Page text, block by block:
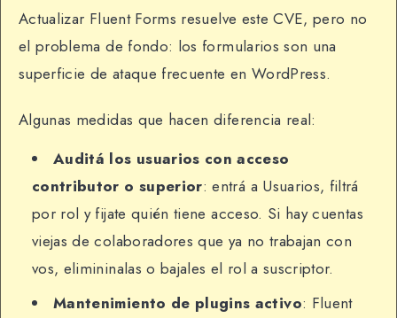
Actualizar Fluent Forms resuelve este CVE, pero no
el problema de fondo: los formularios son una
superficie de ataque frecuente en WordPress.
Algunas medidas que hacen diferencia real:
Auditá los usuarios con acceso
contributor o superior: entrá a Usuarios, filtrá
por rol y fijate quién tiene acceso. Si hay cuentas
viejas de colaboradores que ya no trabajan con
vos, elimininalas o bajales el rol a suscriptor.
Mantenimiento de plugins activo: Fluent